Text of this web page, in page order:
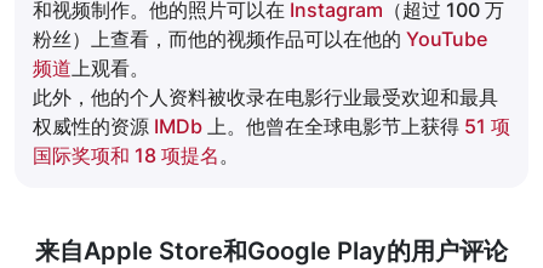
和视频制作。他的照片可以在 Instagram （超过 100 万
粉丝）上查看，而他的视频作品可以在他的 YouTube
频道上观看。
此外，他的个人资料被收录在电影行业最受欢迎和最具
权威性的资源 IMDb 上。他曾在全球电影节上获得 51 项
国际奖项和 18 项提名。
来自Apple Store和Google Play的用户评论